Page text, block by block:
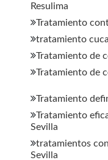
Resulima
Tratamiento
tratamiento
Tratamiento de
Tratamiento de
Tratamiento
Tratamiento
Sevilla
tratamientos
Sevilla